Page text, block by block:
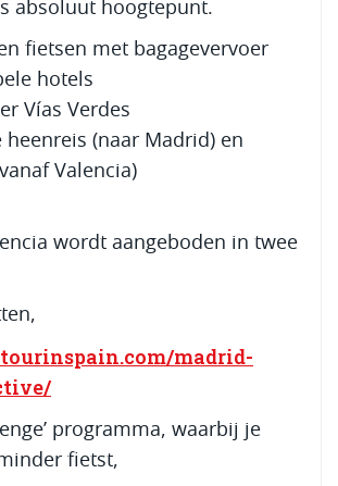
absoluut hoogtepunt.
fietsen met bagagevervoer
hotels
Vías Verdes
heenreis (naar Madrid) en
Valencia)
wordt aangeboden in twee
madrid-
programma, waarbij je
fietst,